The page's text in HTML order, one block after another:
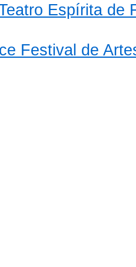
Espírita de
Festival de